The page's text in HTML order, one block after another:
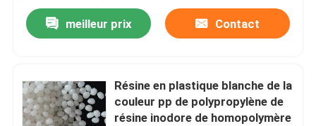
meilleur prix Contact
Résine en plastique blanche de la
couleur pp de polypropylène de
résine inodore de homopolymère